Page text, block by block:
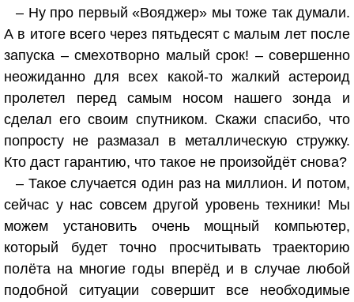
– Ну про первый «Вояджер» мы тоже так думали.
А в итоге всего через пятьдесят с малым лет после
запуска – смехотворно малый срок! – совершенно
неожиданно для всех какой-то жалкий астероид
пролетел перед самым носом нашего зонда и
сделал его своим спутником. Скажи спасибо, что
попросту не размазал в металлическую стружку.
Кто даст гарантию, что такое не произойдёт снова?
– Такое случается один раз на миллион. И потом,
сейчас у нас совсем другой уровень техники! Мы
можем установить очень мощный компьютер,
который будет точно просчитывать траекторию
полёта на многие годы вперёд и в случае любой
подобной ситуации совершит все необходимые